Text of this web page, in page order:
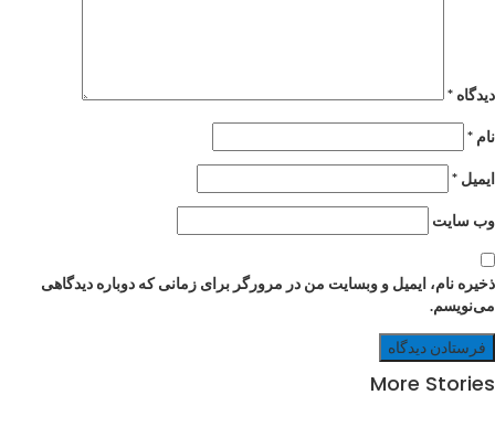
دیدگاه *
نام *
ایمیل *
وب‌ سایت
ذخیره نام، ایمیل و وبسایت من در مرورگر برای زمانی که دوباره دیدگاهی
می‌نویسم.
More Stories